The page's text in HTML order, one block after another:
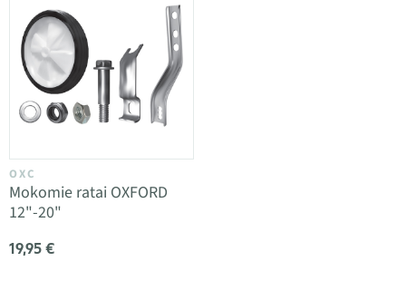
OXC
Mokomie ratai OXFORD
12"-20"
19,95 €